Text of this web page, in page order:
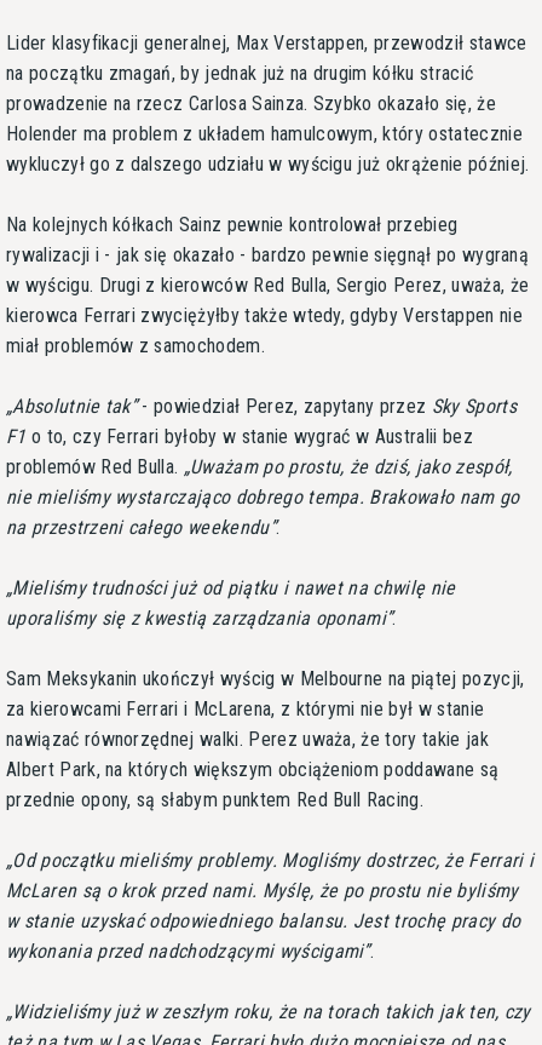
Lider klasyfikacji generalnej, Max Verstappen, przewodził stawce
na początku zmagań, by jednak już na drugim kółku stracić
prowadzenie na rzecz Carlosa Sainza. Szybko okazało się, że
Holender ma problem z układem hamulcowym, który ostatecznie
wykluczył go z dalszego udziału w wyścigu już okrążenie później.
Na kolejnych kółkach Sainz pewnie kontrolował przebieg
rywalizacji i - jak się okazało - bardzo pewnie sięgnął po wygraną
w wyścigu. Drugi z kierowców Red Bulla, Sergio Perez, uważa, że
kierowca Ferrari zwyciężyłby także wtedy, gdyby Verstappen nie
miał problemów z samochodem.
Absolutnie tak - powiedział Perez, zapytany przez Sky Sports
F1 o to, czy Ferrari byłoby w stanie wygrać w Australii bez
problemów Red Bulla.
Uważam po prostu, że dziś, jako zespół,
nie mieliśmy wystarczająco dobrego tempa. Brakowało nam go
na przestrzeni całego weekendu .
Mieliśmy trudności już od piątku i nawet na chwilę nie
uporaliśmy się z kwestią zarządzania oponami .
Sam Meksykanin ukończył wyścig w Melbourne na piątej pozycji,
za kierowcami Ferrari i McLarena, z którymi nie był w stanie
nawiązać równorzędnej walki. Perez uważa, że tory takie jak
Albert Park, na których większym obciążeniom poddawane są
przednie opony, są słabym punktem Red Bull Racing.
Od początku mieliśmy problemy. Mogliśmy dostrzec, że Ferrari i
McLaren są o krok przed nami. Myślę, że po prostu nie byliśmy
w stanie uzyskać odpowiedniego balansu. Jest trochę pracy do
wykonania przed nadchodzącymi wyścigami .
Widzieliśmy już w zeszłym roku, że na torach takich jak ten, czy